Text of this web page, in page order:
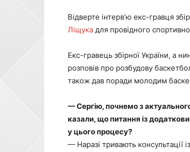
Відверте інтерв’ю екс-гравця
Ліщука для провідного
Екс-гравець збірної України, а
розповів про розбудову
також дав поради молодим
— Сергію, почнемо з
казали, що питання із
у цього процесу?
— Наразі тривають консультації